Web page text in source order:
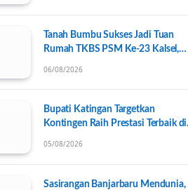
Tanah Bumbu Sukses Jadi Tuan
Rumah TKBS PSM Ke-23 Kalsel,
06/08/2026
Bupati Katingan Targetkan
Kontingen Raih Prestasi Terbaik di
05/08/2026
Sasirangan Banjarbaru Mendunia,